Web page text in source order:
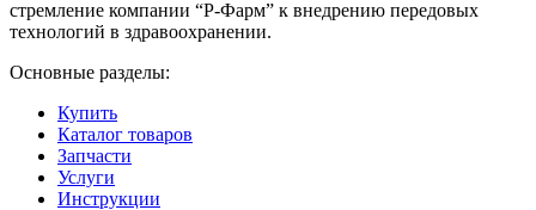
стремление компании “Р-Фарм” к внедрению передовых
технологий в здравоохранении.
Основные разделы:
Купить
Каталог товаров
Запчасти
Услуги
Инструкции